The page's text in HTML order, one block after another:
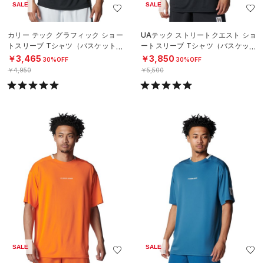
SALE
カリー テック グラフィック ショー
トスリーブ Tシャツ（バスケットボ
ール/MEN）
￥3,465 30%OFF
￥4,950
SALE
UAテック ストリートクエスト ショ
ートスリーブ Tシャツ（バスケット
ボール/MEN）
￥3,850 30%OFF
￥5,500
SALE SALE